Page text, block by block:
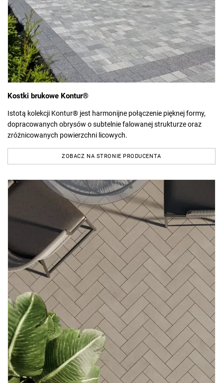
Kostki brukowe Kontur®
Istotą kolekcji Kontur® jest harmonijne połączenie pięknej formy,
dopracowanych obrysów o subtelnie falowanej strukturze oraz
zróżnicowanych powierzchni licowych.
ZOBACZ NA STRONIE PRODUCENTA